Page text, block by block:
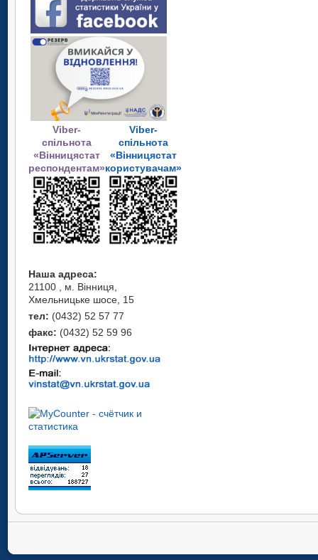
Viber-
спільнота
«Вінницястат
респондентам»
Viber-
спільнота
«Вінницястат
користувачам»
Наша адреса:
21100 , м. Вінниця,
Хмельницьке шосе, 15
тел: (0432) 52 57 77
факс: (0432) 52 59 96